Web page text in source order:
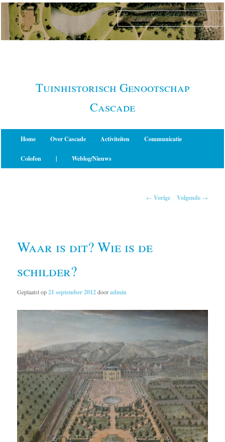
Spring
naar
primaire
Tuinhistorisch Genootschap
Cascade
Home Over Cascade Activiteiten Communicatie
Colofon | Weblog/Nieuws
← Vorige Volgende →
Waar is dit? Wie is de
schilder?
Geplaatst op21 september 2012dooradmin